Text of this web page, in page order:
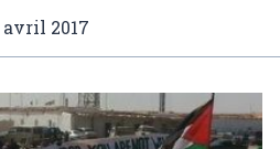
avril 2017